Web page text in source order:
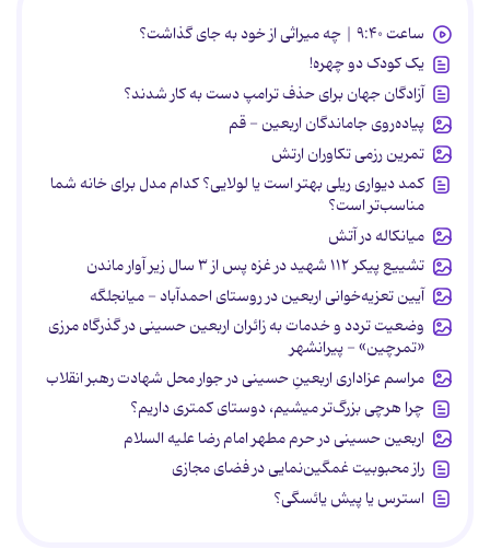
ساعت ۹:۴۰ | چه میراثی از خود به جای گذاشت؟
یک کودک دو چهره!
آزادگان جهان برای حذف ترامپ دست به کار شدند؟
پیاده‌روی جاماندگان اربعین - قم
تمرین رزمی تکاوران ارتش
کمد دیواری ریلی بهتر است یا لولایی؟ کدام مدل برای خانه شما
مناسب‌تر است؟
میانکاله در آتش
تشییع پیکر ۱۱۲ شهید در غزه پس از ۳ سال زیر آوار ماندن
آیین تعزیه‌خوانی اربعین در روستای احمدآباد - میانجلگه
وضعیت تردد و خدمات به زائران اربعین حسینی در گذرگاه مرزی
«تمرچین» - پیرانشهر
مراسم عزاداری اربعینِ حسینی در جوار محل شهادت رهبر انقلاب
چرا هرچی بزرگ‌تر میشیم، دوستای کمتری داریم؟
اربعین حسینی در حرم مطهر امام رضا علیه السلام
راز محبوبیت غمگین‌نمایی در فضای مجازی
استرس یا پیش یائسگی؟